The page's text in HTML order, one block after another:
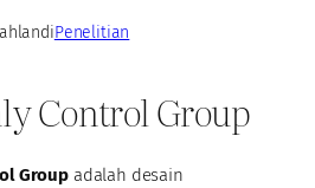
diPenelitian
Control Group
Groupadalah desain